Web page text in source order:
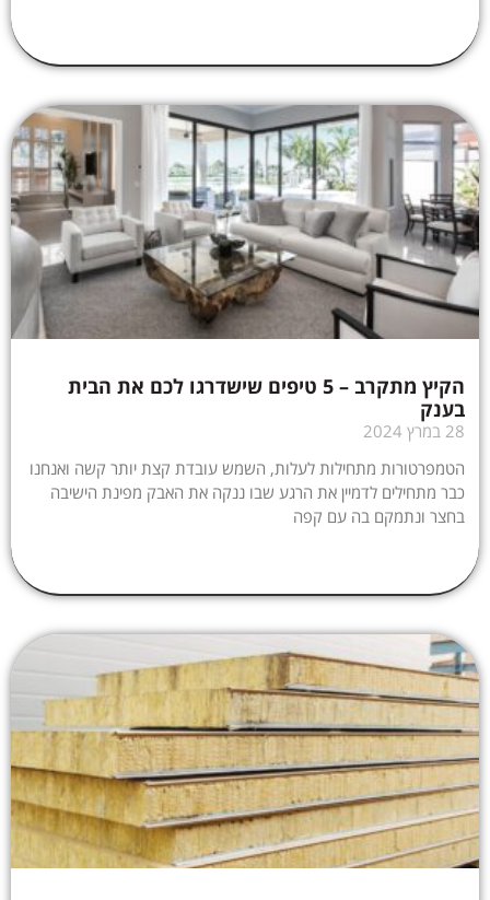
הקיץ מתקרב – 5 טיפים שישדרגו לכם את הבית
בענק
28 במרץ 2024
הטמפרטורות מתחילות לעלות, השמש עובדת קצת יותר קשה ואנחנו
כבר מתחילים לדמיין את הרגע שבו ננקה את האבק מפינת הישיבה
בחצר ונתמקם בה עם קפה